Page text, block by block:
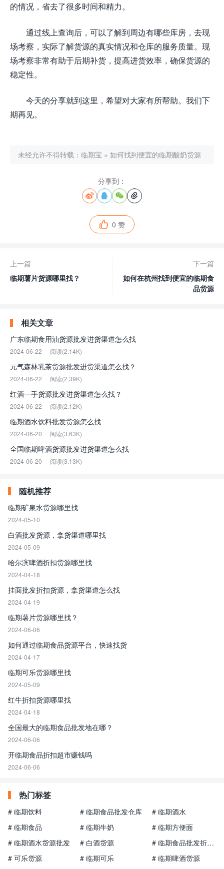
的情况，省去了很多时间和精力。
通过线上查询后，可以了解到周边有哪些库房，去现
场考察，实际了解货源的真实情况和仓库的服务质量。现
场考察非常有助于后期补货，提高进货效率，确保货源的
稳定性。
今天的分享就到这里，希望对大家有所帮助。我们下
期再见。
未经允许不得转载： 临期宝 » 如何找到便宜的临期酸奶货源
分享到：
   
 0 赞
上一篇
临期薯片货源哪里找？
下一篇
如何在杭州找到便宜的临期食
品货源
相关文章
广东临期食用油货源批发进货渠道怎么找
2024-06-22 阅读(2.14K)
元气森林乳茶货源批发进货渠道怎么找？
2024-06-22 阅读(2.39K)
红酒一手货源批发进货渠道怎么找？
2024-06-22 阅读(2.12K)
临期酒水饮料批发货源怎么找
2024-06-20 阅读(3.63K)
全国临期啤酒货源批发进货渠道怎么找
2024-06-20 阅读(3.13K)
随机推荐
临期矿泉水货源哪里找
2024-05-10
白酒批发货源，拿货渠道哪里找
2024-05-09
哈尔滨啤酒折扣货源哪里找
2024-04-18
挂面批发折扣货源，拿货渠道怎么找
2024-04-19
临期薯片货源哪里找？
2024-06-06
如何通过临期食品货源平台，快速找货
2024-04-17
临期可乐货源哪里找
2024-05-09
红牛折扣货源哪里找
2024-04-18
全国最大的临期食品批发地在哪？
2024-06-06
开临期食品折扣超市赚钱吗
2024-06-06
热门标签
# 临期饮料 # 临期食品批发仓库
# 临期酒水
# 临期食品
# 临期牛奶
# 临期方便面
# 临期酒水货源批发
# 白酒货源
# 临期食品批发折扣仓
# 可乐货源
# 临期可乐
# 临期啤酒货源